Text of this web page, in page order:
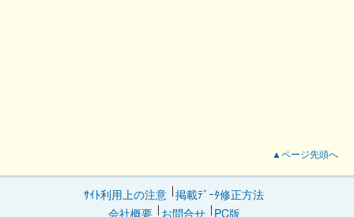
▲ページ先頭へ
ｻｲﾄ利用上の注意 掲載ﾃﾞｰﾀ修正方法
会社概要
お問合せ PC版